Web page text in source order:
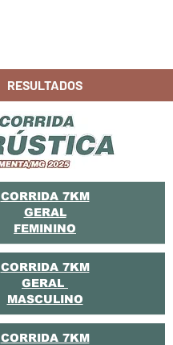
RESULTADOS
CORRIDA 7KM
GERAL
FEMININO
CORRIDA 7KM
GERAL
MASCULINO
CORRIDA 7KM